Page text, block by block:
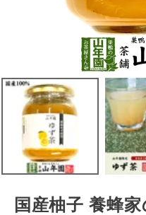
国産柚子 養蜂